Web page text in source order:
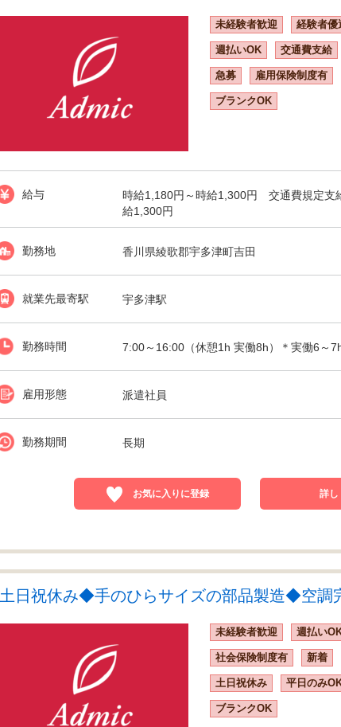
未経験者歓迎 経験者優
週払いOK 交通費支給
急募 雇用保険制度有
ブランクOK
給与
時給1,180円～時給1,300円 交通費規定
給1,300円
勤務地 香川県綾歌郡宇多津町吉田
就業先最寄駅 宇多津駅
勤務時間 7:00～16:00（休憩1h 実働8h）＊実働6～
雇用形態 派遣社員
勤務期間 長期
お気に入りに登録 詳し
土日祝休み◆手のひらサイズの部品製造◆空調
未経験者歓迎 週払い
社会保険制度有 新着
土日祝休み 平日のみ
ブランクOK